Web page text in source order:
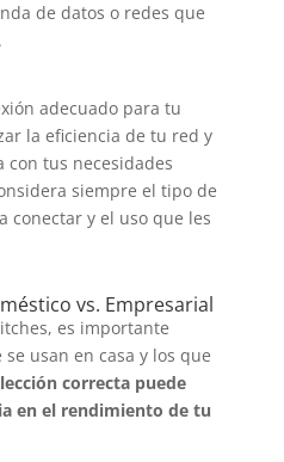
de datos o redes que
adecuado para tu
la eficiencia de tu red y
tus necesidades
siempre el tipo de
conectar y el uso que les
vs. Empresarial
es importante
usan en casa y los que
correcta puede
en el rendimiento de tu